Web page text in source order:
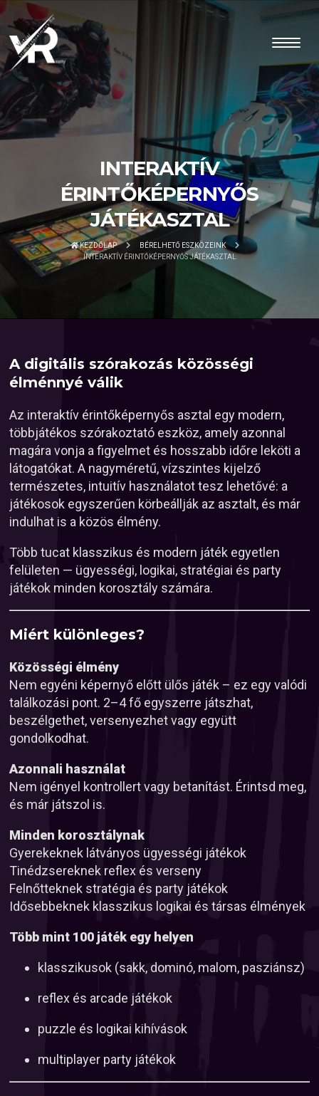
INTERAKTÍV
ÉRINTŐKÉPERNYŐS
JÁTÉKASZTAL
KEZDŐLAP
BÉRELHETŐ ESZKÖZEINK
INTERAKTÍV ÉRINTŐKÉPERNYŐS JÁTÉKASZTAL
A digitális szórakozás közösségi
élménnyé válik
Az interaktív érintőképernyős asztal egy modern,
többjátékos szórakoztató eszköz, amely azonnal
magára vonja a figyelmet és hosszabb időre leköti a
látogatókat. A nagyméretű, vízszintes kijelző
természetes, intuitív használatot tesz lehetővé: a
játékosok egyszerűen körbeállják az asztalt, és már
indulhat is a közös élmény.
Több tucat klasszikus és modern játék egyetlen
felületen — ügyességi, logikai, stratégiai és party
játékok minden korosztály számára.
Miért különleges?
Közösségi élmény
Nem egyéni képernyő előtt ülős játék – ez egy valódi
találkozási pont. 2–4 fő egyszerre játszhat,
beszélgethet, versenyezhet vagy együtt
gondolkodhat.
Azonnali használat
Nem igényel kontrollert vagy betanítást. Érintsd meg,
és már játszol is.
Minden korosztálynak
Gyerekeknek látványos ügyességi játékok
Tinédzsereknek reflex és verseny
Felnőtteknek stratégia és party játékok
Idősebbeknek klasszikus logikai és társas élmények
Több mint 100 játék egy helyen
klasszikusok (sakk, dominó, malom, pasziánsz)
reflex és arcade játékok
puzzle és logikai kihívások
multiplayer party játékok